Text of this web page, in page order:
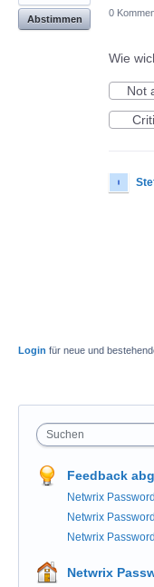
Abstimmen
0
Wie
Not
Login für neue und
Suchen
Feedback
Netwrix
Netwrix
Netwrix
Netwrix